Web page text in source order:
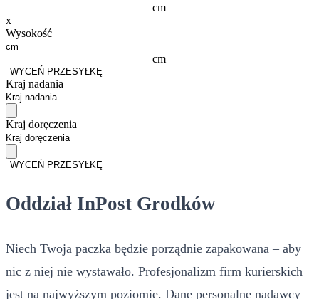
cm
x
Wysokość
cm
WYCEŃ PRZESYŁKĘ
Kraj nadania
Kraj doręczenia
WYCEŃ PRZESYŁKĘ
Oddział InPost Grodków
Niech Twoja paczka będzie porządnie zapakowana – aby
nic z niej nie wystawało. Profesjonalizm firm kurierskich
jest na najwyższym poziomie. Dane personalne nadawcy